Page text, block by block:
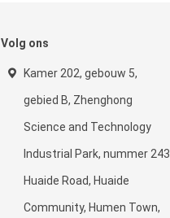
Volg ons
Kamer 202, gebouw 5,
gebied B, Zhenghong
Science and Technology
Industrial Park, nummer 243
Huaide Road, Huaide
Community, Humen Town,